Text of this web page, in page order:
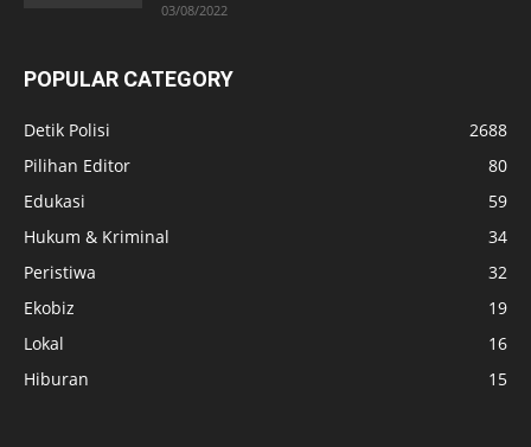
03/08/2022
POPULAR CATEGORY
Detik Polisi
2688
Pilihan Editor
80
Edukasi
59
Hukum & Kriminal
34
Peristiwa
32
Ekobiz
19
Lokal
16
Hiburan
15